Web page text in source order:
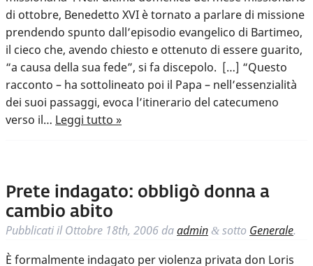
di ottobre, Benedetto XVI è tornato a parlare di missione
prendendo spunto dall’episodio evangelico di Bartimeo,
il cieco che, avendo chiesto e ottenuto di essere guarito,
“a causa della sua fede”, si fa discepolo. […] “Questo
racconto – ha sottolineato poi il Papa – nell’essenzialità
dei suoi passaggi, evoca l’itinerario del catecumeno
verso il… Leggi tutto »
Prete indagato: obbligò donna a
cambio abito
Pubblicati ilOttobre 18th, 2006 daadmin & sotto Generale.
È formalmente indagato per violenza privata don Loris